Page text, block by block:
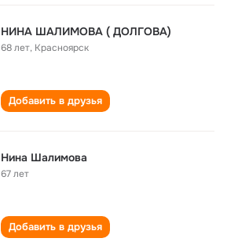
НИНА ШАЛИМОВА ( ДОЛГОВА)
68 лет, Красноярск
Добавить в друзья
Нина Шалимова
67 лет
Добавить в друзья